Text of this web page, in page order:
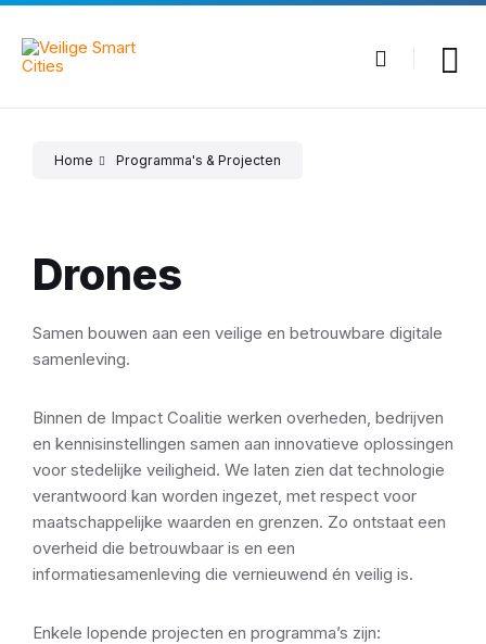
Skip
content
Skip
main
navigation
Skip
footer
Home Programma's & Projecten
Drones
Samen bouwen aan een veilige en betrouwbare digitale
samenleving.
Binnen de Impact Coalitie werken overheden, bedrijven
en kennisinstellingen samen aan innovatieve oplossingen
voor stedelijke veiligheid. We laten zien dat technologie
verantwoord kan worden ingezet, met respect voor
maatschappelijke waarden en grenzen. Zo ontstaat een
overheid die betrouwbaar is en een
informatiesamenleving die vernieuwend én veilig is.
Enkele lopende projecten en programma’s zijn: